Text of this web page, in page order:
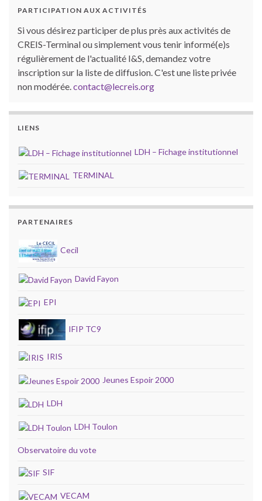
PARTICIPATION AUX ACTIVITÉS
Si vous désirez participer de plus près aux activités de
CREIS-Terminal ou simplement vous tenir informé(e)s
régulièrement de l'actualité I&S, demandez votre
inscription sur la liste de diffusion. C'est une liste privée
non modérée.contact@lecreis.org
LIENS
LDH – Fichage institutionnel
TERMINAL
PARTENAIRES
Cecil
David Fayon
EPI
IFIP TC9
IRIS
Jeunes Espoir 2000
LDH
LDH Toulon
Observatoire du vote
SIF
VECAM